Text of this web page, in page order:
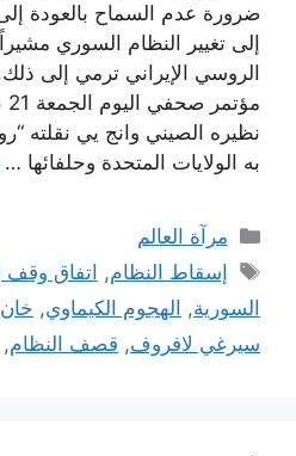
ضرورة عدم السماح بالعودة إلى
إلى تغيير النظام السوري
الروسي الإيراني ترمي إلى
نظيره الصيني وانج يي نقلته
به الولايات المتحدة وحلفائها …
التصنيفات
مرآة العالم
الوسوم
إسقاط النظام, اتفاق وقف
السورية, الهجوم الكيماوي,
سيرغي لافروف, قصف النظام,